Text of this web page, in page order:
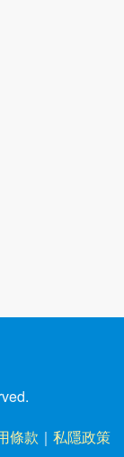
條款 ｜ 私隱政策